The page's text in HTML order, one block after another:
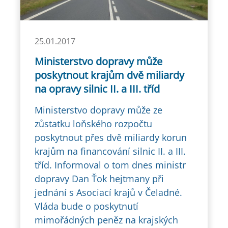
25.01.2017
Ministerstvo dopravy může
poskytnout krajům dvě miliardy
na opravy silnic II. a III. tříd
Ministerstvo dopravy může ze
zůstatku loňského rozpočtu
poskytnout přes dvě miliardy korun
krajům na financování silnic II. a III.
tříd. Informoval o tom dnes ministr
dopravy Dan Ťok hejtmany při
jednání s Asociací krajů v Čeladné.
Vláda bude o poskytnutí
mimořádných peněz na krajských